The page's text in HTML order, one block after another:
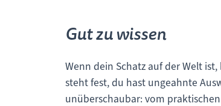
Gut zu wissen
Wenn dein Schatz auf der Welt
steht fest, du hast ungeahnte
unüberschaubar: vom